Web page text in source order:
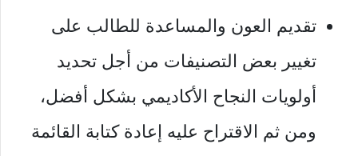
تقديم العون والمساعدة للطالب على
تغيير بعض التصنيفات من أجل تحديد
أولويات النجاح الأكاديمي بشكل أفضل،
ومن ثم الاقتراح عليه إعادة كتابة القائمة